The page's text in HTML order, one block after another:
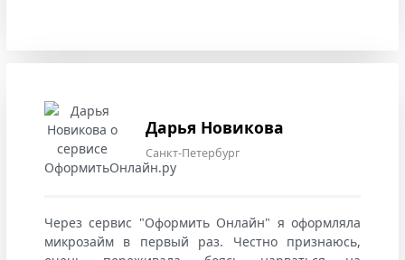
Дарья Новикова
Санкт-Петербург
Через сервис "Оформить Онлайн" я оформляла
микрозайм в первый раз. Честно признаюсь,